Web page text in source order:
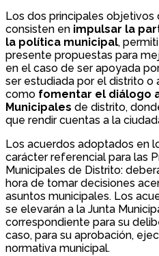
Los dos principales
consisten en impulsar la
la política municipal,
presente propuestas para
en el caso de ser apoyada
ser estudiada por el distrito o
como fomentar el diálogo
Municipales de distrito,
que rendir cuentas a la
Los acuerdos adoptados en
carácter referencial para las
Municipales de Distrito:
hora de tomar decisiones
asuntos municipales. Los
se elevarán a la Junta
correspondiente para su
caso, para su aprobación,
normativa municipal.